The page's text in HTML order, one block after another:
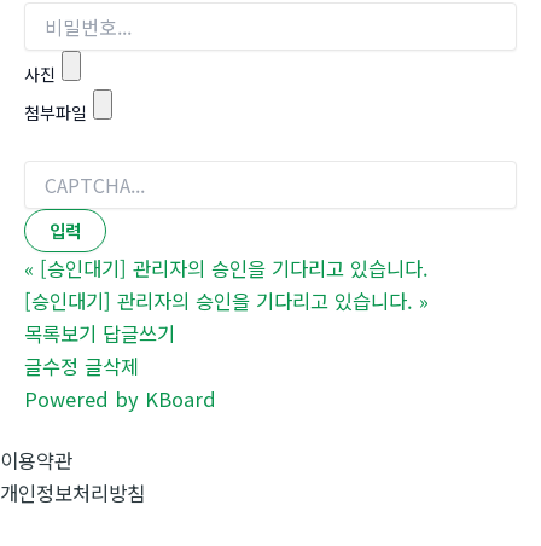
사진
첨부파일
« [승인대기] 관리자의 승인을 기다리고 있습니다.
[승인대기] 관리자의 승인을 기다리고 있습니다. »
목록보기 답글쓰기
글수정 글삭제
Powered by KBoard
이용약관
개인정보처리방침